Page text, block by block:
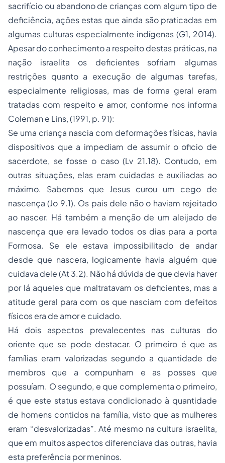
sacrifício ou abandono de crianças com algum tipo de
deficiência, ações estas que ainda são praticadas em
algumas culturas especialmente indígenas (G1, 2014).
Apesar do conhecimento a respeito destas práticas, na
nação israelita os deficientes sofriam algumas
restrições quanto a execução de algumas tarefas,
especialmente religiosas, mas de forma geral eram
tratadas com respeito e amor, conforme nos informa
Coleman e Lins, (1991, p. 91):
Se uma criança nascia com deformações físicas, havia
dispositivos que a impediam de assumir o oficio de
sacerdote, se fosse o caso (Lv 21.18). Contudo, em
outras situações, elas eram cuidadas e auxiliadas ao
máximo. Sabemos que Jesus curou um cego de
nascença (Jo 9.1). Os pais dele não o haviam rejeitado
ao nascer. Há também a menção de um aleijado de
nascença que era levado todos os dias para a porta
Formosa. Se ele estava impossibilitado de andar
desde que nascera, logicamente havia alguém que
cuidava dele (At 3.2). Não há dúvida de que devia haver
por lá aqueles que maltratavam os deficientes, mas a
atitude geral para com os que nasciam com defeitos
físicos era de amor e cuidado.
Há dois aspectos prevalecentes nas culturas do
oriente que se pode destacar. O primeiro é que as
famílias eram valorizadas segundo a quantidade de
membros que a compunham e as posses que
possuíam. O segundo, e que complementa o primeiro,
é que este status estava condicionado à quantidade
de homens contidos na família, visto que as mulheres
eram “desvalorizadas”. Até mesmo na cultura israelita,
que em muitos aspectos diferenciava das outras, havia
esta preferência por meninos.